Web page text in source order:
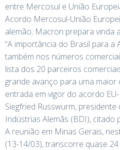
entre Mercosul e União
Acordo Mercosul-União
alemão; Macron prepara vinda
“A importância do Brasil para a
também nos números
lista dos 20 parceiros
grande avanço para uma
entrada em vigor do acordo
Siegfried Russwurm,
Indústrias Alemãs (BDI), citado
A reunião em Minas Gerais,
(13-14/03), transcorre quase